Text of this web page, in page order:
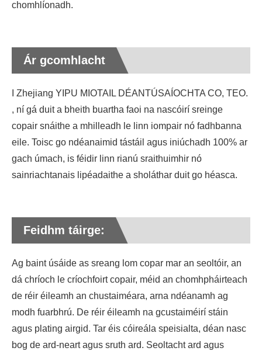
chomhlíonadh.
Ár gcomhlacht
I Zhejiang YIPU MIOTAIL DÉANTÚSAÍOCHTA CO, TEO.
, ní gá duit a bheith buartha faoi na nascóirí sreinge
copair snáithe a mhilleadh le linn iompair nó fadhbanna
eile. Toisc go ndéanaimid tástáil agus iniúchadh 100% ar
gach úmach, is féidir linn rianú sraithuimhir nó
sainriachtanais lipéadaithe a sholáthar duit go héasca.
Feidhm táirge:
Ag baint úsáide as sreang lom copar mar an seoltóir, an
dá chríoch le críochfoirt copair, méid an chomhpháirteach
de réir éileamh an chustaiméara, arna ndéanamh ag
modh fuarbhrú. De réir éileamh na gcustaiméirí stáin
agus plating airgid. Tar éis cóireála speisialta, déan nasc
bog de ard-neart agus sruth ard. Seoltacht ard agus